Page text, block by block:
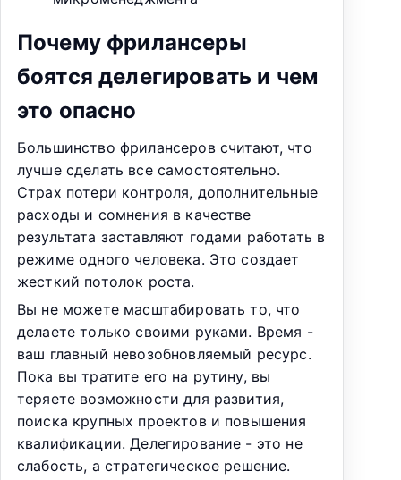
Почему фрилансеры
боятся делегировать и чем
это опасно
Большинство фрилансеров считают, что
лучше сделать все самостоятельно.
Страх потери контроля, дополнительные
расходы и сомнения в качестве
результата заставляют годами работать в
режиме одного человека. Это создает
жесткий потолок роста.
Вы не можете масштабировать то, что
делаете только своими руками. Время -
ваш главный невозобновляемый ресурс.
Пока вы тратите его на рутину, вы
теряете возможности для развития,
поиска крупных проектов и повышения
квалификации. Делегирование - это не
слабость, а стратегическое решение.